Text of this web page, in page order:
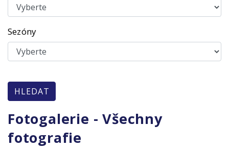
Sezóny
HLEDAT
Fotogalerie - Všechny
fotografie